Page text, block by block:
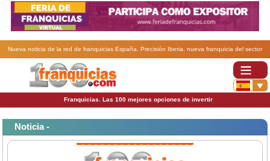
Nueva noticia de la red de franquicias España. Precisión Iberia, nueva franquicia del sector
Franquicias. Las 100 mejores opciones de invertir
Noticia -